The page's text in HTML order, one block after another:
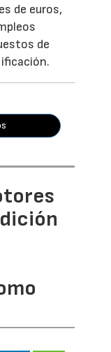
de euros,
de